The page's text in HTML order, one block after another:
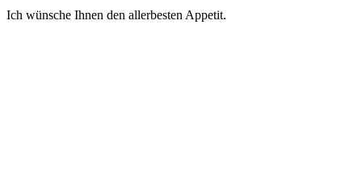
Ich wünsche Ihnen den allerbesten Appetit.